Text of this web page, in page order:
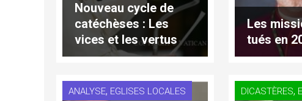
Nouveau cycle de
catéchèses : Les
vices et les vertus
Les
tués en
ANALYSE, EGLISES LOCALES DICASTÈRES,